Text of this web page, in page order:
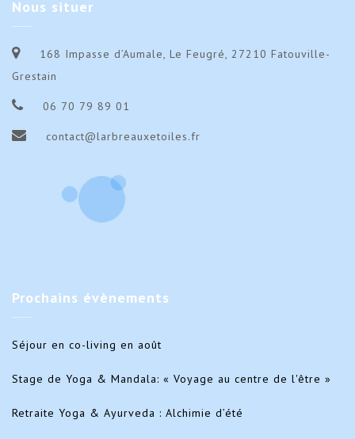
Nous situer
168 Impasse d’Aumale, Le Feugré, 27210 Fatouville-
Grestain
06 70 79 89 01
contact@larbreauxetoiles.fr
Prochains évènements
Séjour en co-living en août
Stage de Yoga & Mandala: « Voyage au centre de l'être »
Retraite Yoga & Ayurveda : Alchimie d’été